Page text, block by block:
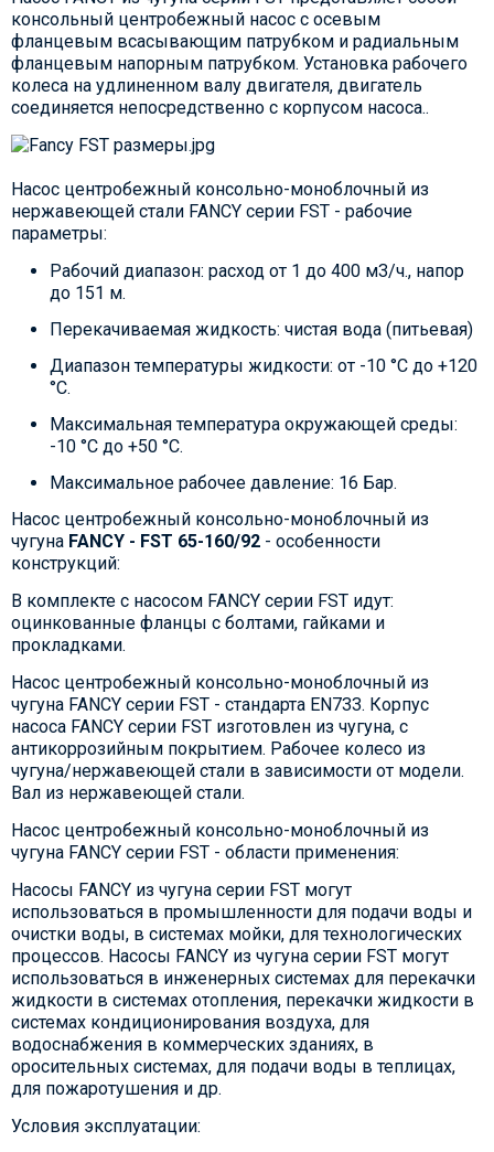
консольный центробежный насос с осевым
фланцевым всасывающим патрубком и радиальным
фланцевым напорным патрубком. Установка рабочего
колеса на удлиненном валу двигателя, двигатель
соединяется непосредственно с корпусом насоса..
Насос центробежный консольно-моноблочный из
нержавеющей стали FANCY серии FST - рабочие
параметры:
Рабочий диапазон: расход от 1 до 400 м3/ч., напор
до 151 м.
Перекачиваемая жидкость: чистая вода (питьевая)
Диапазон температуры жидкости: от -10 °C до +120
°C.
Максимальная температура окружающей среды:
-10 °C до +50 °C.
Максимальное рабочее давление: 16 Бар.
Насос центробежный консольно-моноблочный из
чугуна FANCY - FST 65-160/92 - особенности
конструкций:
В комплекте с насосом FANCY серии FST идут:
оцинкованные фланцы с болтами, гайками и
прокладками.
Насос центробежный консольно-моноблочный из
чугуна FANCY серии FST - стандарта EN733. Корпус
насоса FANCY серии FST изготовлен из чугуна, с
антикоррозийным покрытием. Рабочее колесо из
чугуна/нержавеющей стали в зависимости от модели.
Вал из нержавеющей стали.
Насос центробежный консольно-моноблочный из
чугуна FANCY серии FST - области применения:
Насосы FANCY из чугуна серии FST могут
использоваться в промышленности для подачи воды и
очистки воды, в системах мойки, для технологических
процессов. Насосы FANCY из чугуна серии FST могут
использоваться в инженерных системах для перекачки
жидкости в системах отопления, перекачки жидкости в
системах кондиционирования воздуха, для
водоснабжения в коммерческих зданиях, в
оросительных системах, для подачи воды в теплицах,
для пожаротушения и др.
Условия эксплуатации: